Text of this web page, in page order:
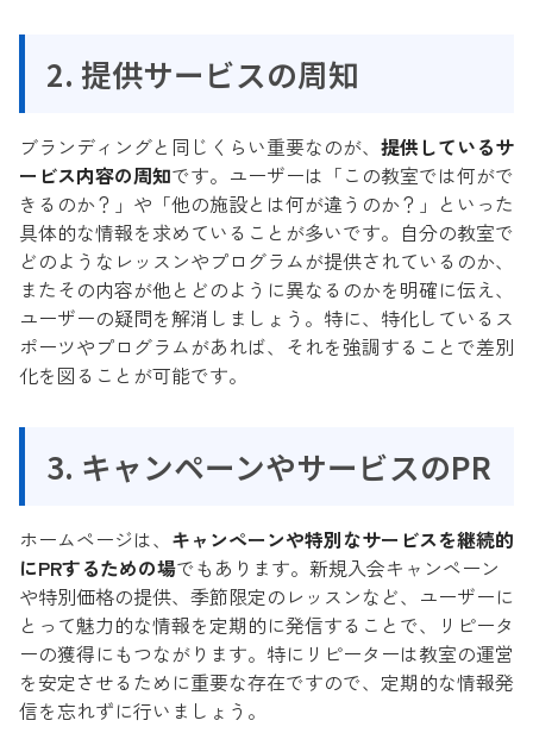
2. 提供サービスの周知
ブランディングと同じくらい重要なのが、 提供しているサ
ービス内容の周知です。ユーザーは「この教室では何がで
きるのか？」や「他の施設とは何が違うのか？」といった
具体的な情報を求めていることが多いです。自分の教室で
どのようなレッスンやプログラムが提供されているのか、
またその内容が他とどのように異なるのかを明確に伝え、
ユーザーの疑問を解消しましょう。特に、特化しているス
ポーツやプログラムがあれば、それを強調することで差別
化を図ることが可能です。
3. キャンペーンやサービスのPR
ホームページは、 キャンペーンや特別なサービスを継続的
にPRするための場でもあります。新規入会キャンペーン
や特別価格の提供、季節限定のレッスンなど、ユーザーに
とって魅力的な情報を定期的に発信することで、リピータ
ーの獲得にもつながります。特にリピーターは教室の運営
を安定させるために重要な存在ですので、定期的な情報発
信を忘れずに行いましょう。